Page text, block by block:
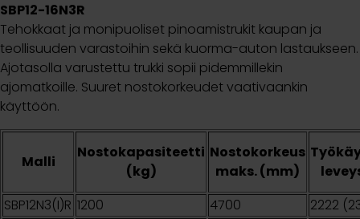
SBP12-16N3R
Tehokkaat ja monipuoliset pinoamistrukit kaupan ja
teollisuuden varastoihin sekä kuorma-auton lastaukseen.
Ajotasolla varustettu trukki sopii pidemmillekin
ajomatkoille. Suuret nostokorkeudet vaativaankin
käyttöön.
Malli
Nostokapasiteetti
(kg)
Nostokorkeus
maks. (mm)
SBP12N3(I)R 1200 4700
2222